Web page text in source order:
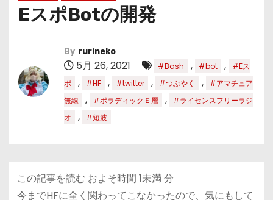
EスポBotの開発
By rurineko
5月 26, 2021 #Bash , #bot ,
#Eス
ポ
, #HF , #twitter , #つぶやく ,
#アマチュア
無線
, #ポラディックＥ層 ,
#ライセンスフリーラジ
オ
, #短波
この記事を読む およそ時間 1未満 分
今までHFに全く関わってこなかったので、気にもして